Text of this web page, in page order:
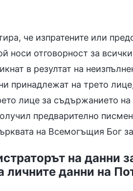
че изпратените или
носи отговорност за
в резултат на
принадлежат на трето
лице за съдържанието
предварително
на Всемогъщия Бог
на данни
личните данни на